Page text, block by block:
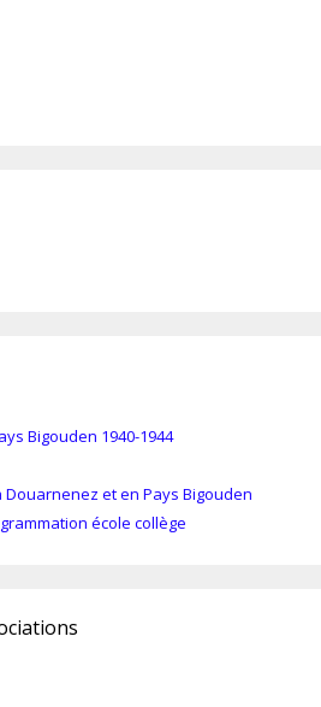
Bigouden 1940-1944
et en Pays Bigouden
école collège